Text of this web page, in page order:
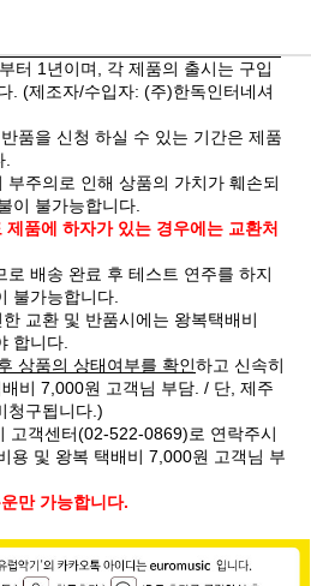
터 1년이며, 각 제품의 출시는 구입
. (제조자/수입자: (주)한독인터네셔
품을 신청 하실 수 있는 기간은 제품
주의로 인해 상품의 가치가 훼손되
이 불가능합니다.
품에 하자가 있는 경우에는 교환처
로 배송 완료 후 테스트 연주를 하지
불가능합니다.
교환 및 반품시에는 왕복택배비
합니다.
상품의 상태여부를 확인하고 신속히
비 7,000원 고객님 부담. / 단, 제주
청구됩니다.)
고객센터(02-522-0869)로 연락주시
용 및 왕복 택배비 7,000원 고객님 부
만 가능합니다.